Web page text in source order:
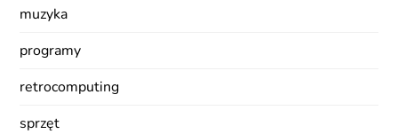
muzyka
programy
retrocomputing
sprzęt